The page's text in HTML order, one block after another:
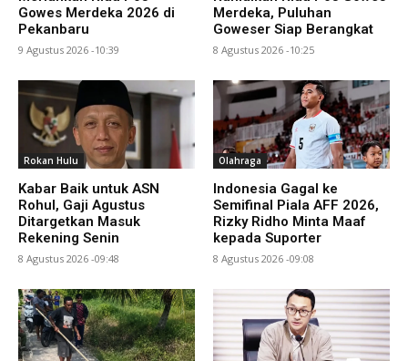
Gowes Merdeka 2026 di
Pekanbaru
9 Agustus 2026 -10:39
Merdeka, Puluhan
Goweser Siap Berangkat
8 Agustus 2026 -10:25
Rokan Hulu
Kabar Baik untuk ASN
Rohul, Gaji Agustus
Ditargetkan Masuk
Rekening Senin
8 Agustus 2026 -09:48
Olahraga
Indonesia Gagal ke
Semifinal Piala AFF 2026,
Rizky Ridho Minta Maaf
kepada Suporter
8 Agustus 2026 -09:08